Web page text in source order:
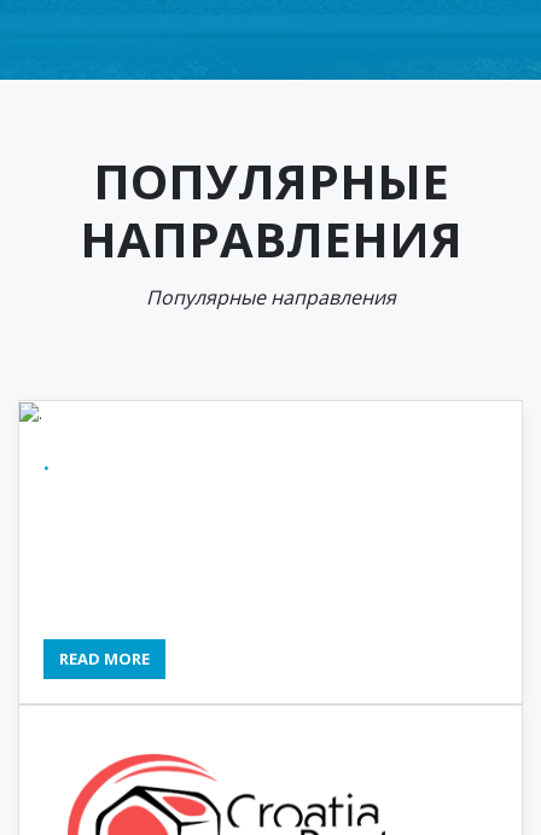
ПОПУЛЯРНЫЕ
НАПРАВЛЕНИЯ
Популярные направления
.
READ MORE